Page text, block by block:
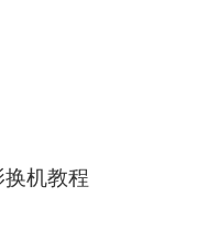
置运动速度
选中素材后右击鼠标选择“自
来实现素材运动位置转
静态素材的运动速度也是通过
的运动速度，可以拉长关键帧
作还有一种方法，就是直接轨
实现变慢与加快的功能。
机教程